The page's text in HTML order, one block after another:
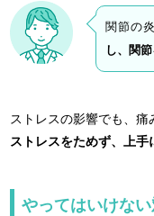
関節の
し、関
ストレスの影響でも、痛
ストレスをためず、上手
やってはいけな